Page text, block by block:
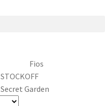
Fios
STOCKOFF
Secret Garden